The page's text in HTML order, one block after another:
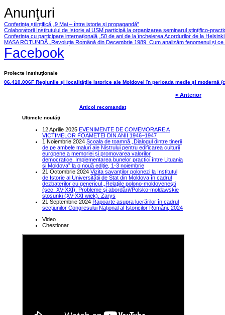
Anunţuri
Conferința științifică „9 Mai – între istorie și propagandă”
Colaboratorii Institutului de Istorie al USM participă la organizarea seminarul ștințifico-
Conferința cu participare internațională „50 de ani de la încheierea Acordurilor de la
MASA ROTUNDĂ „Revoluția Română din Decembrie 1989. Cum analizăm fenomenul și ce
Facebook
Proiecte instituţionale
06.410.006F Regiunile şi localităţile istorice ale Moldovei în perioada medie şi modernă
< Anterior
Articol recomandat
Ultimele noutăţi
12 Aprilie 2025 EVENIMENTE DE COMEMORARE A
VICTIMELOR FOAMETEI DIN ANII 1946–1947
1 Noiembrie 2024 Școala de toamnă „Dialogul dintre tinerii
de pe ambele maluri ale Nistrului pentru edificarea culturii
europene a memoriei și promovarea valorilor
democratice. Implementarea bunelor practici între Lituania
și Moldova” la o nouă ediție, 1-3 noiembrie
21 Octombrie 2024 Vizita savanților polonezi la Institutul
de Istorie al Universității de Stat din Moldova în cadrul
dezbaterilor cu genericul „Relaţiile polono-moldoveneşti
(sec. XV-XXI). Probleme şi abordări//Polsko-mołdawskie
stosunki (XV-XXI wiek). Zarys
21 Septembrie 2024 Rapoarte asupra lucrărilor în cadrul
secțiunilor Congresului Național al Istoricilor Români, 2024
Video
Chestionar